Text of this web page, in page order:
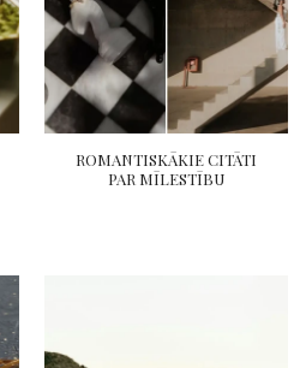
ROMANTISKĀKIE CITĀTI
PAR MĪLESTĪBU